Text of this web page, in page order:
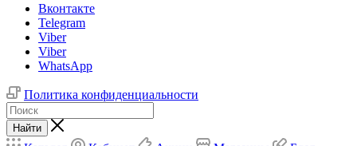
Вконтакте
Telegram
Viber
Viber
WhatsApp
Политика конфиденциальности
Найти